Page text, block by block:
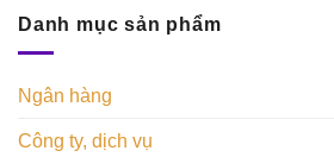
Danh mục sản phẩm
Ngân hàng
Công ty, dịch vụ